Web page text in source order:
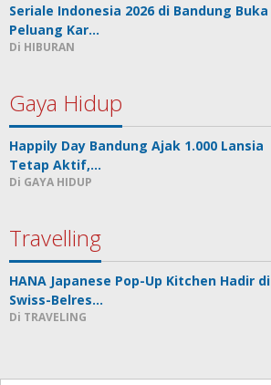
Seriale Indonesia 2026 di Bandung Buka
Peluang Kar…
Di HIBURAN
Gaya Hidup
Happily Day Bandung Ajak 1.000 Lansia
Tetap Aktif,…
Di GAYA HIDUP
Travelling
HANA Japanese Pop-Up Kitchen Hadir di
Swiss-Belres…
Di TRAVELING